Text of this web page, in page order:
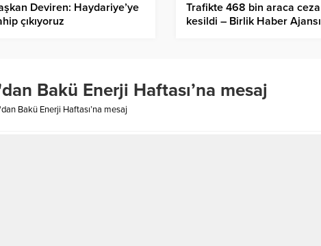
Deviren: Haydariye’ye
çıkıyoruz
Trafikte 468 bin araca ceza
kesildi – Birlik Haber Ajansı
Bakü Enerji Haftası’na mesaj
Bakü Enerji Haftası’na mesaj